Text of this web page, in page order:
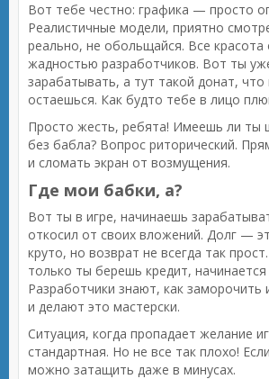
Вот тебе честно: графика — просто
Реалистичные модели, приятно
реально, не обольщайся. Все красота
жадностью разработчиков. Вот ты
зарабатывать, а тут такой донат,
остаешься. Как будто тебе в лицо
Просто жесть, ребята! Имеешь ли ты
без бабла? Вопрос риторический.
и сломать экран от возмущения.
Где мои бабки, а?
Вот ты в игре, начинаешь
откосил от своих вложений. Долг —
круто, но возврат не всегда так
только ты берешь кредит, начинается
Разработчики знают, как заморочить
и делают это мастерски.
Ситуация, когда пропадает желание
стандартная. Но не все так плохо!
можно затащить даже в минусах.